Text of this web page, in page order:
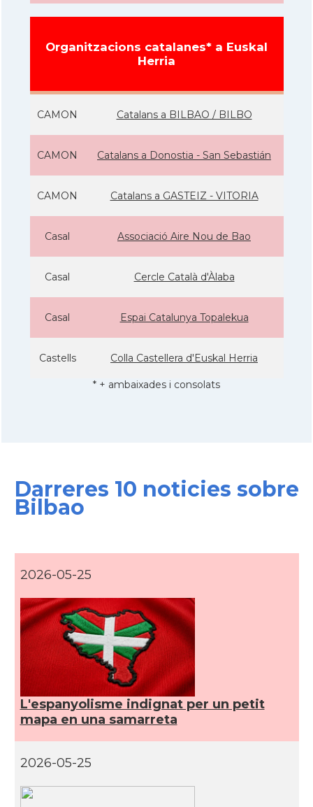
Organitzacions catalanes* a Euskal
Herria
CAMON Catalans a BILBAO / BILBO
CAMON Catalans a Donostia - San Sebastián
CAMON Catalans a GASTEIZ - VITORIA
Casal Associació Aire Nou de Bao
Casal Cercle Català d'Àlaba
Casal Espai Catalunya Topalekua
Castells Colla Castellera d'Euskal Herria
* + ambaixades i consolats
Darreres 10 noticies sobre
Bilbao
2026-05-25
L'espanyolisme indignat per un petit
mapa en una samarreta
2026-05-25